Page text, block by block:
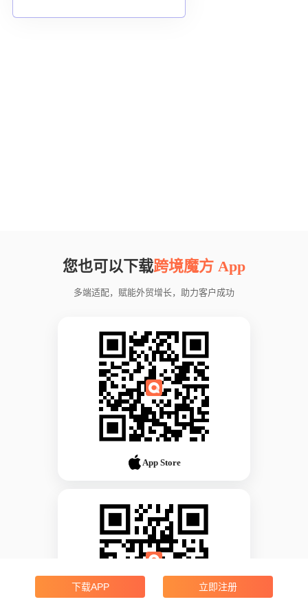
您也可以下载跨境魔方 App
多端适配，赋能外贸增长，助力客户成功
App Store
下载APP 立即注册